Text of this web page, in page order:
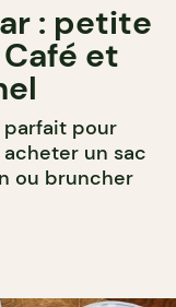
: petite
et
parfait pour
un sac
ou bruncher